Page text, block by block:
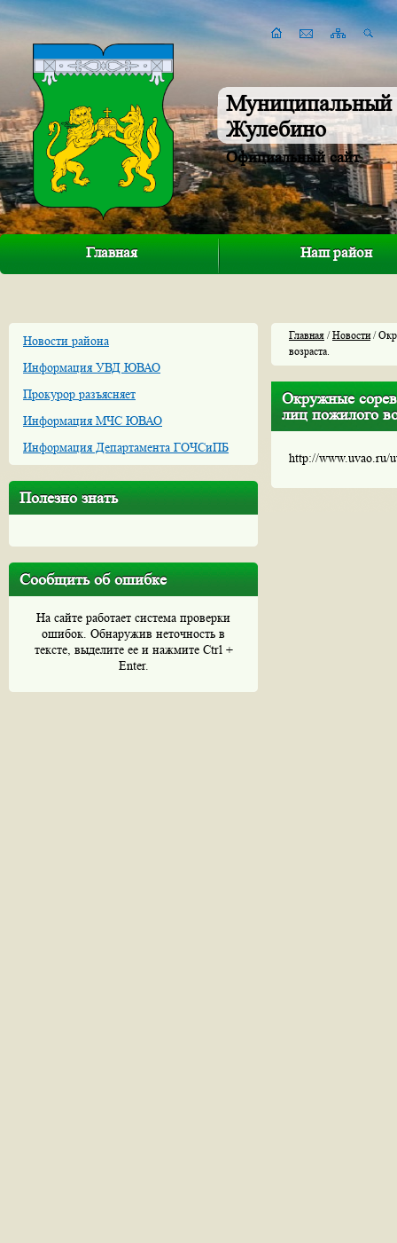
Муниципальный
Жулебино
Официальный сайт
Главная Наш район
Новости района
Информация УВД ЮВАО
Прокурор разъясняет
Информация МЧС ЮВАО
Информация Департамента ГОЧСиПБ
Полезно знать
Сообщить об ошибке
На сайте работает система проверки
ошибок. Обнаружив неточность в
тексте, выделите ее и нажмите Ctrl +
Enter.
Главная /Новости/
возраста.
Окружные
лиц пожилого
http://www.uvao.ru/